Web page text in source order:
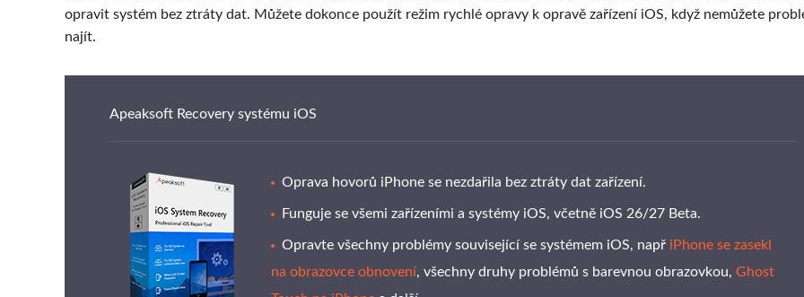
opravit systém bez ztráty dat. Můžete dokonce použít režim rychlé opravy k opravě zařízení iOS, když nemůžete
najít.
Apeaksoft Recovery systému iOS
Oprava hovorů iPhone se nezdařila bez ztráty dat zařízení.
Funguje se všemi zařízeními a systémy iOS, včetně iOS 26/27 Beta.
Opravte všechny problémy související se systémem iOS, např iPhone se zasekl
na obrazovce obnovení, všechny druhy problémů s barevnou obrazovkou, Ghost